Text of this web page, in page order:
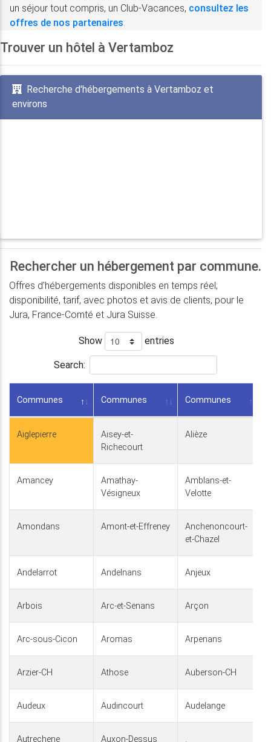
un séjour tout compris, un Club-Vacances, consultez les
offres de nos partenaires
Trouver un hôtel à Vertamboz
Recherche d'hébergements à Vertamboz et
environs
Rechercher un hébergement par commune.
Offres d'hébergements disponibles en temps réel;
disponibilité, tarif, avec photos et avis de clients, pour le
Jura, France-Comté et Jura Suisse.
Show entries
Search:
Communes Communes Communes
Aiglepierre
Aisey-et-
Richecourt
Alièze
Amancey
Amathay-
Vésigneux
Amblans-et-
Velotte
Amondans Amont-et-Effreney
Anchenoncourt-
et-Chazel
Andelarrot Andelnans Anjeux
Arbois Arc-et-Senans Arçon
Arc-sous-Cicon Aromas Arpenans
Arzier-CH Athose Auberson-CH
Audeux Audincourt Audelange
Autrechene Auxon-Dessus .